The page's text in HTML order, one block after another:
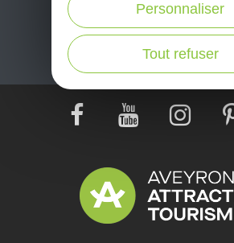
Je m'abonne ici
Tout refuser
Personnaliser